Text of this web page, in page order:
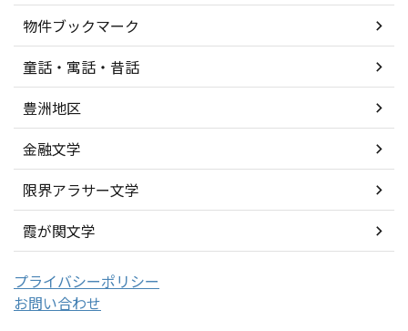
物件ブックマーク
童話・寓話・昔話
豊洲地区
金融文学
限界アラサー文学
霞が関文学
プライバシーポリシー
お問い合わせ